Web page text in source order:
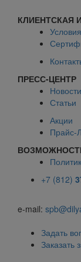
КЛИЕНТСКАЯ
ПРЕСС-ЦЕНТР
Новости
Статьи
Акции
Прайс-
+7 (812)
e-mail:
Задать
Заказать